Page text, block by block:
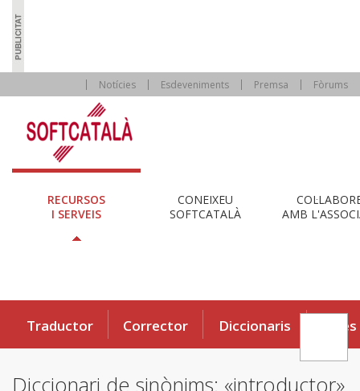
Notícies Esdeveniments Premsa Fòrums
RECURSOS
I SERVEIS
CONEIXEU
SOFTCATALÀ
AMB
Traductor Corrector Diccionaris Eines
Diccionari de sinònims: «introductor»